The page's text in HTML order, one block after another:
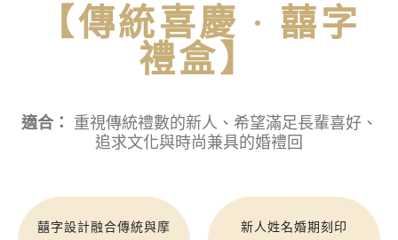
【傳統喜慶 · 囍字
禮盒】
適合： 重視傳統禮數的新人、希望滿足長輩喜好、
追求文化與時尚兼具的婚禮回
囍字設計融合傳統與摩
新人姓名婚期刻印